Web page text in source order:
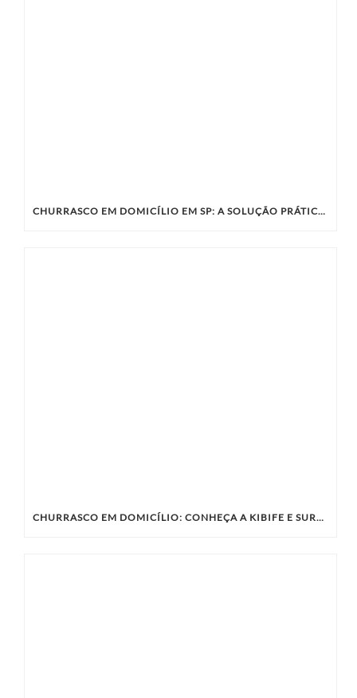
CHURRASCO EM DOMICÍLIO EM SP: A SOLUÇÃO PRÁTICA E SABOROSA PARA SEU EVENTO
CHURRASCO EM DOMICÍLIO: CONHEÇA A KIBIFE E SURPREENDA SEUS CONVIDADOS